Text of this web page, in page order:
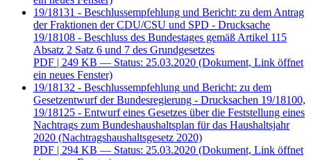
19/18131 - Beschlussempfehlung und Bericht: zu dem Antrag
der Fraktionen der CDU/CSU und SPD - Drucksache
19/18108 - Beschluss des Bundestages gemäß Artikel 115
Absatz 2 Satz 6 und 7 des Grundgesetzes
PDF | 249 KB — Status: 25.03.2020 (Dokument, Link öffnet
ein neues Fenster)
19/18132 - Beschlussempfehlung und Bericht: zu dem
Gesetzentwurf der Bundesregierung - Drucksachen 19/18100,
19/18125 - Entwurf eines Gesetzes über die Feststellung eines
Nachtrags zum Bundeshaushaltsplan für das Haushaltsjahr
2020 (Nachtragshaushaltsgesetz 2020)
PDF | 294 KB — Status: 25.03.2020 (Dokument, Link öffnet